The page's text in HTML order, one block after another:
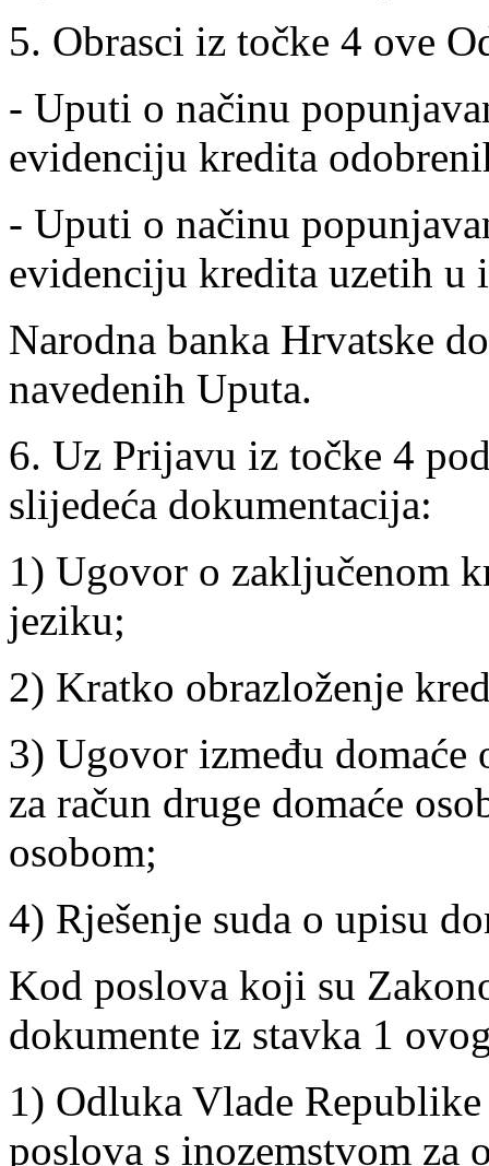
5. Obrasci iz točke 4 ove
- Uputi o načinu
evidenciju kredita
- Uputi o načinu
evidenciju kredita uzetih u
Narodna banka Hrvatske
navedenih Uputa.
6. Uz Prijavu iz točke 4
slijedeća dokumentacija:
1) Ugovor o zaključenom
jeziku;
2) Kratko obrazloženje
3) Ugovor između domaće
za račun druge domaće
osobom;
4) Rješenje suda o upisu
Kod poslova koji su
dokumente iz stavka 1
1) Odluka Vlade
poslova s inozemstvom za